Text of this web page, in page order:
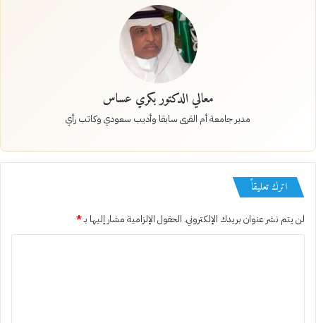
معالي الدكتور بكري عساس
مدير جامعة أم القرى سابقا وأديب سعودي وكاتب رأي
اترك تعليقاً
لن يتم نشر عنوان بريدك الإلكتروني. الحقول الإلزامية مشار إليها بـ*